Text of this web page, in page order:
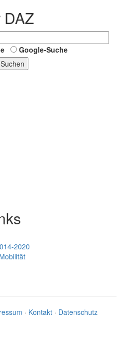
Google-Suche
Suchen
2020
· Kontakt · Datenschutz